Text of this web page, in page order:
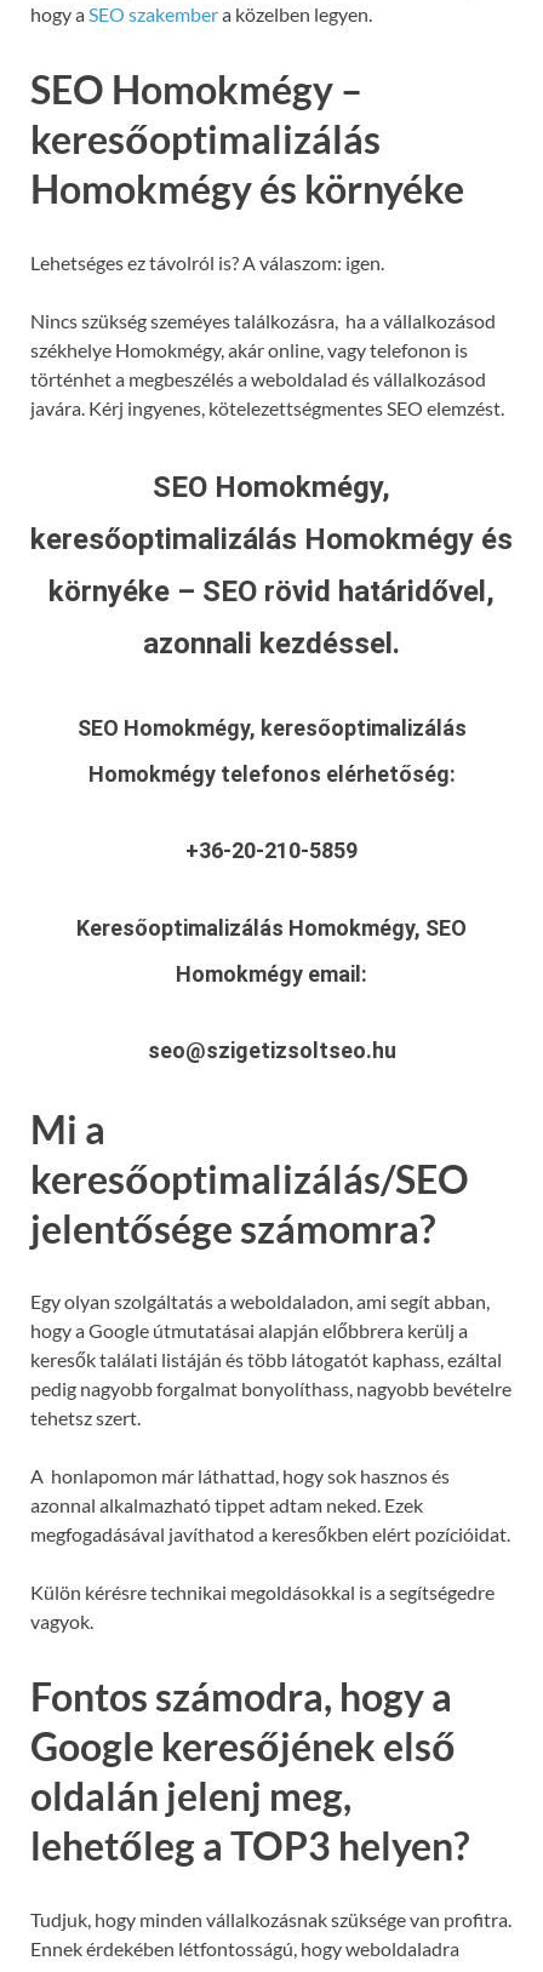
hogy aSEO szakembera közelben legyen.
SEO Homokmégy –
keresőoptimalizálás
Homokmégy és környéke
Lehetséges ez távolról is? A válaszom: igen.
Nincs szükség szeméyes találkozásra, ha a vállalkozásod
székhelye Homokmégy, akár online, vagy telefonon is
történhet a megbeszélés a weboldalad és vállalkozásod
javára. Kérj ingyenes, kötelezettségmentes SEO elemzést.
SEO Homokmégy,
keresőoptimalizálás Homokmégy és
környéke – SEO rövid határidővel,
azonnali kezdéssel.
SEO Homokmégy, keresőoptimalizálás
Homokmégy telefonos elérhetőség:
+36-20-210-5859
Keresőoptimalizálás Homokmégy, SEO
Homokmégy email:
seo@szigetizsoltseo.hu
Mi a
keresőoptimalizálás/SEO
jelentősége számomra?
Egy olyan szolgáltatás a weboldaladon, ami segít abban,
hogy a Google útmutatásai alapján előbbrera kerülj a
keresők találati listáján és több látogatót kaphass, ezáltal
pedig nagyobb forgalmat bonyolíthass, nagyobb bevételre
tehetsz szert.
A honlapomon már láthattad, hogy sok hasznos és
azonnal alkalmazható tippet adtam neked. Ezek
megfogadásával javíthatod a keresőkben elért pozícióidat.
Külön kérésre technikai megoldásokkal is a segítségedre
vagyok.
Fontos számodra, hogy a
Google keresőjének első
oldalán jelenj meg,
lehetőleg a TOP3 helyen?
Tudjuk, hogy minden vállalkozásnak szüksége van profitra.
Ennek érdekében létfontosságú, hogy weboldaladra